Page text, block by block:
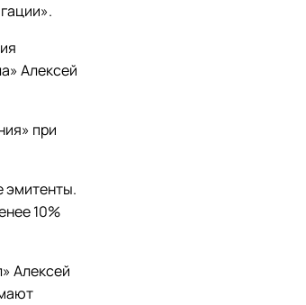
Алексей
при
эмитенты.
10%
Алексей